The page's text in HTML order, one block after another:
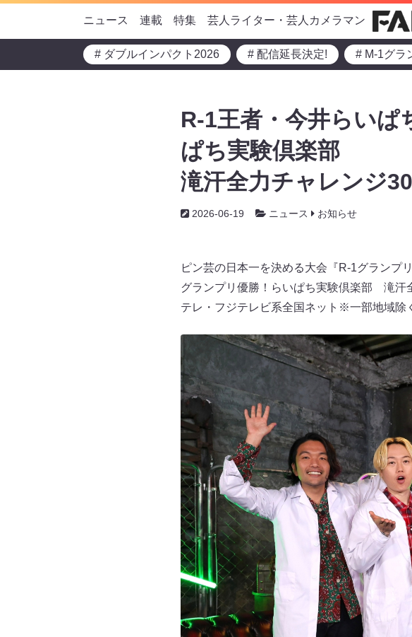
ニュース 連載 特集 芸人ライター・芸人カメラマン
# ダブルインパクト2026 # 配信延長決定! # M-1グラ
R-1王者・今井らいぱ
ぱち実験倶楽部
滝汗全力チャレンジ
2026-06-19 ニュース お知らせ
ピン芸の日本一を決める大会『R-1グランプ
グランプリ優勝！らいぱち実験倶楽部 滝汗
テレ・フジテレビ系全国ネット※一部地域除